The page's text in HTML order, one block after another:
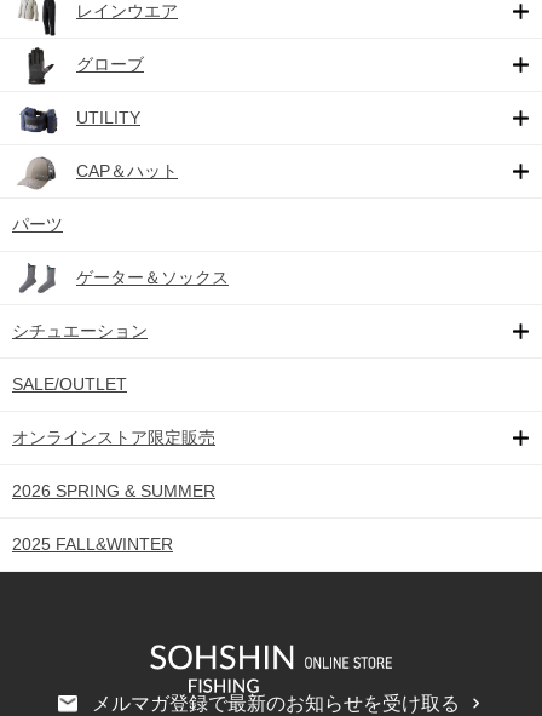
レインウエア
グローブ
UTILITY
CAP＆ハット
パーツ
ゲーター＆ソックス
シチュエーション
SALE/OUTLET
オンラインストア限定販売
2026 SPRING & SUMMER
2025 FALL&WINTER
メルマガ登録で最新のお知らせを受け取る